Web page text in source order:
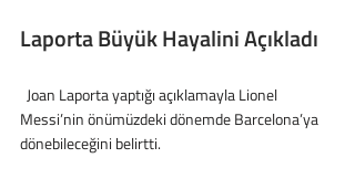
Laporta Büyük Hayalini Açıkladı
Messi’nin önümüzdeki dönemde Barcelona’ya
dönebileceğini belirtti.